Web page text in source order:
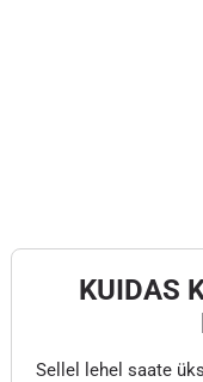
KUIDAS
Sellel lehel saate